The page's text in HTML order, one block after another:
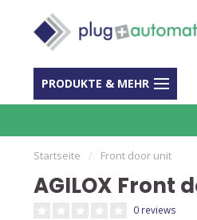
PRODUKTE & MEHR
Shop für Automation
Startseite / Front door unit
AGILOX Front
0 reviews